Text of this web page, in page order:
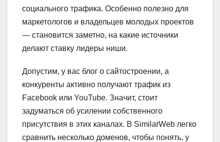
социального трафика. Особенно полезно для
маркетологов и владельцев молодых проектов
— становится заметно, на какие источники
делают ставку лидеры ниши.
Допустим, у вас блог о сайтостроении, а
конкуренты активно получают трафик из
Facebook или YouTube. Значит, стоит
задуматься об усилении собственного
присутствия в этих каналах. В SimilarWeb легко
сравнить несколько доменов, чтобы понять, у